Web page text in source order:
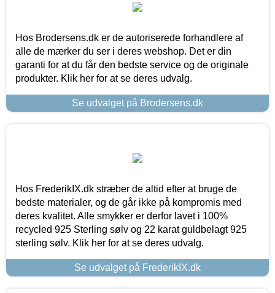
Hos Brodersens.dk er de autoriserede forhandlere af
alle de mærker du ser i deres webshop. Det er din
garanti for at du får den bedste service og de originale
produkter. Klik her for at se deres udvalg.
Se udvalget på Brodersens.dk
Hos FrederikIX.dk stræber de altid efter at bruge de
bedste materialer, og de går ikke på kompromis med
deres kvalitet. Alle smykker er derfor lavet i 100%
recycled 925 Sterling sølv og 22 karat guldbelagt 925
sterling sølv. Klik her for at se deres udvalg.
Se udvalget på FrederikIX.dk